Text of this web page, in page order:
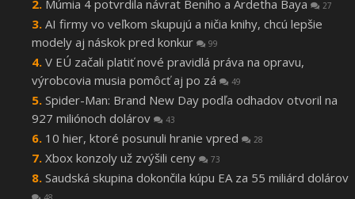
Múmia 4 potvrdila návrat Beniho a Ardetha Baya 27
AI firmy vo veľkom skupujú a ničia knihy, chcú lepšie
modely aj náskok pred konkur
99
V EÚ začali platiť nové pravidlá práva na opravu,
výrobcovia musia pomôcť aj po zá
49
Spider-Man: Brand New Day podľa odhadov otvoril na
927 miliónoch dolárov
43
10 hier, ktoré posunuli hranie vpred 28
Xbox konzoly už zvýšili ceny 73
Saudská skupina dokončila kúpu EA za 55 miliárd dolárov